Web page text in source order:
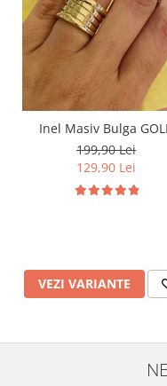
Inel Masiv Bulga
199,90 Lei
129,90 Lei
VEZI VARIANTE